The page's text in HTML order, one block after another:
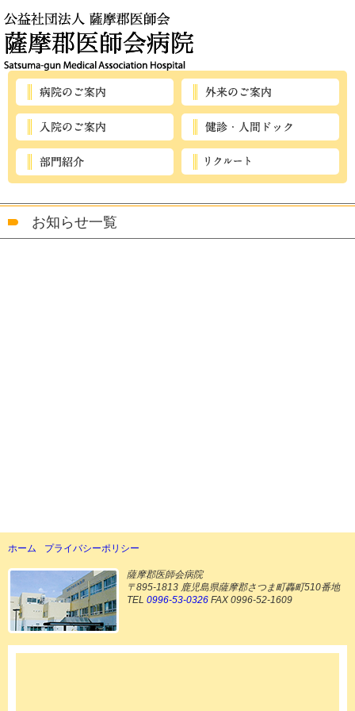
お知らせ一覧
ホーム プライバシーポリシー
薩摩郡医師会病院
〒895-1813 鹿児島県薩摩郡さつま町轟町510番地
TEL 0996-53-0326 FAX 0996-52-1609